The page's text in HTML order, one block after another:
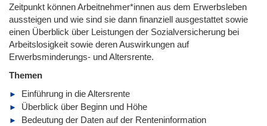
Zeitpunkt können Arbeitnehmer*innen aus dem Erwerbsleben
aussteigen und wie sind sie dann finanziell ausgestattet sowie
einen Überblick über Leistungen der Sozialversicherung bei
Arbeitslosigkeit sowie deren Auswirkungen auf
Erwerbsminderungs- und Altersrente.
Themen
Einführung in die Altersrente
Überblick über Beginn und Höhe
Bedeutung der Daten auf der Renteninformation